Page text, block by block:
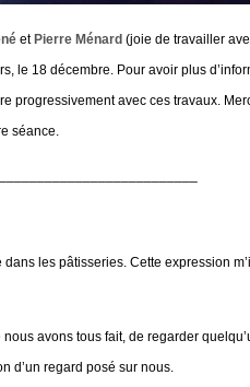
etPierre Ménard (joie de travailler
18 décembre. Pour avoir plus
progressivement avec ces travaux.
séance.
dans les pâtisseries. Cette expression
avons tous fait, de regarder
d’un regard posé sur nous.